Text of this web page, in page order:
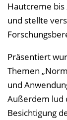
Hautcreme
und stellte
Präsentiert
Themen
und
Außerdem lud
Besichtigung